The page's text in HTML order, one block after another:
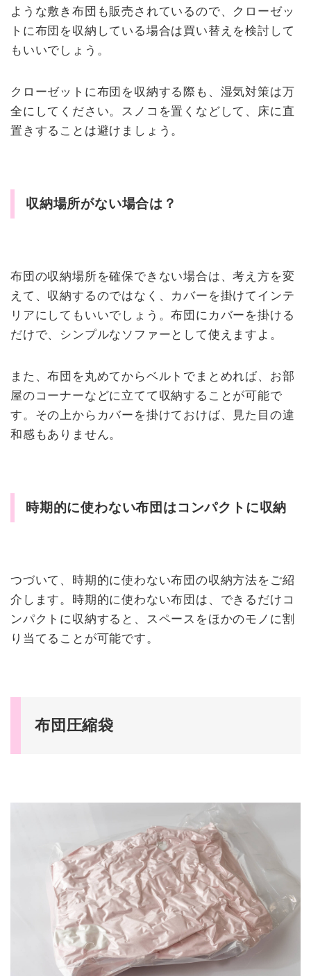
ような敷き布団も販売されているので、クローゼッ
トに布団を収納している場合は買い替えを検討して
もいいでしょう。
クローゼットに布団を収納する際も、湿気対策は万
全にしてください。スノコを置くなどして、床に直
置きすることは避けましょう。
収納場所がない場合は？
布団の収納場所を確保できない場合は、考え方を変
えて、収納するのではなく、カバーを掛けてインテ
リアにしてもいいでしょう。布団にカバーを掛ける
だけで、シンプルなソファーとして使えますよ。
また、布団を丸めてからベルトでまとめれば、お部
屋のコーナーなどに立てて収納することが可能で
す。その上からカバーを掛けておけば、見た目の違
和感もありません。
時期的に使わない布団はコンパクトに収納
つづいて、時期的に使わない布団の収納方法をご紹
介します。時期的に使わない布団は、できるだけコ
ンパクトに収納すると、スペースをほかのモノに割
り当てることが可能です。
布団圧縮袋